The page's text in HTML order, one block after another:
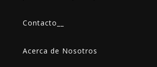
Contacto
Acerca de Nosotros